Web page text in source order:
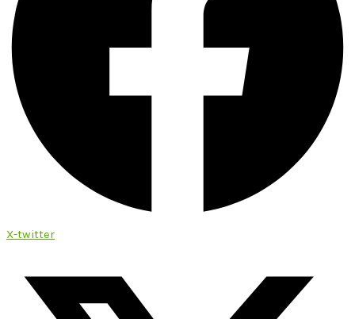
X-twitter